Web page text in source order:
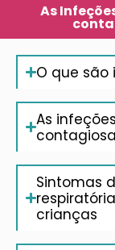
As
O que são
As
Sintomas
crianças